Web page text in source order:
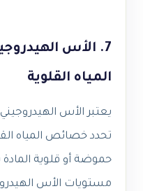
7. الأس
المياه القلوية
تحدد خصائص المياه
حموضة أو قلوية المادة
مستويات الأس